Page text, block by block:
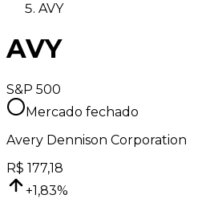
AVY
AVY
S&P 500
Mercado fechado
Avery Dennison Corporation
R$ 177,18
+1,83%